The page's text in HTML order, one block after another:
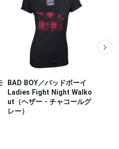
BAD BOY／バッドボーイ
Ladies Fight Night Walko
ut（ヘザー・チャコールグ
レー）